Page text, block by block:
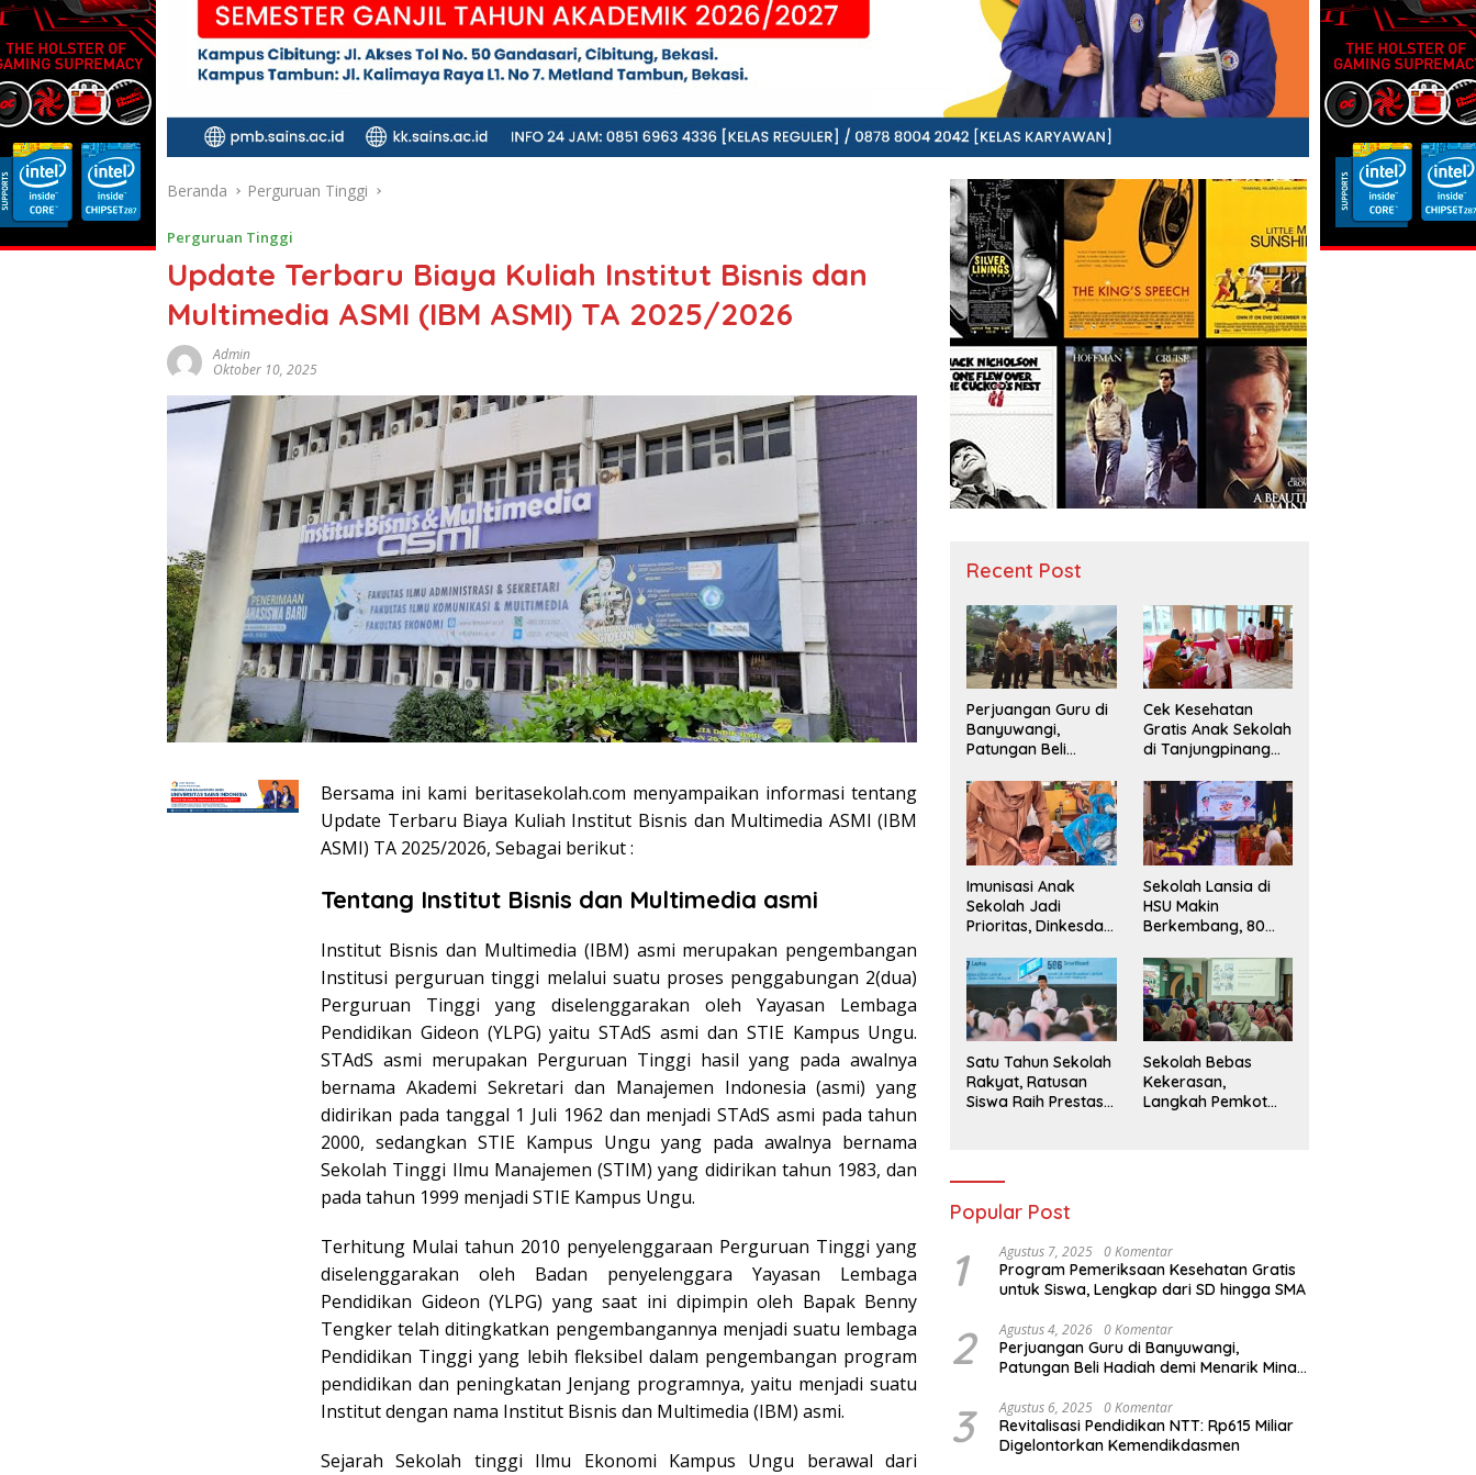
Beranda Perguruan Tinggi
Perguruan Tinggi
Update Terbaru Biaya Kuliah Institut Bisnis dan
Multimedia ASMI (IBM ASMI) TA 2025/2026
Admin
Oktober 10, 2025
Bersama ini kami beritasekolah.com menyampaikan informasi tentang
Update Terbaru Biaya Kuliah Institut Bisnis dan Multimedia ASMI (IBM
ASMI) TA 2025/2026, Sebagai berikut :
Tentang Institut Bisnis dan Multimedia asmi
Institut Bisnis dan Multimedia (IBM) asmi merupakan pengembangan
Institusi perguruan tinggi melalui suatu proses penggabungan 2(dua)
Perguruan Tinggi yang diselenggarakan oleh Yayasan Lembaga
Pendidikan Gideon (YLPG) yaitu STAdS asmi dan STIE Kampus Ungu.
STAdS asmi merupakan Perguruan Tinggi hasil yang pada awalnya
bernama Akademi Sekretari dan Manajemen Indonesia (asmi) yang
didirikan pada tanggal 1 Juli 1962 dan menjadi STAdS asmi pada tahun
2000, sedangkan STIE Kampus Ungu yang pada awalnya bernama
Sekolah Tinggi Ilmu Manajemen (STIM) yang didirikan tahun 1983, dan
pada tahun 1999 menjadi STIE Kampus Ungu.
Terhitung Mulai tahun 2010 penyelenggaraan Perguruan Tinggi yang
diselenggarakan oleh Badan penyelenggara Yayasan Lembaga
Pendidikan Gideon (YLPG) yang saat ini dipimpin oleh Bapak Benny
Tengker telah ditingkatkan pengembangannya menjadi suatu lembaga
Pendidikan Tinggi yang lebih fleksibel dalam pengembangan program
pendidikan dan peningkatan Jenjang programnya, yaitu menjadi suatu
Institut dengan nama Institut Bisnis dan Multimedia (IBM) asmi.
Sejarah Sekolah tinggi Ilmu Ekonomi Kampus Ungu berawal dari
Recent Post
Perjuangan Guru di
Banyuwangi,
Patungan Beli
Menarik Minat Siswa
ke SD Negeri
Cek Kesehatan
Gratis Anak Sekolah
di Tanjungpinang
Siswa
Imunisasi Anak
Sekolah Jadi
Prioritas, Dinkesda
Monitoring BIAS
2026
Sekolah Lansia di
HSU Makin
Berkembang, 80
Wisuda Tahun Ini
Satu Tahun Sekolah
Rakyat, Ratusan
Siswa Raih Prestasi
Sekolah Bebas
Kekerasan,
Langkah Pemkot
Popular Post
1 Agustus 7, 2025 0 Komentar
Program Pemeriksaan Kesehatan Gratis
untuk Siswa, Lengkap dari SD hingga SMA
2 Agustus 4, 2026 0 Komentar
Perjuangan Guru di Banyuwangi,
Patungan Beli Hadiah demi Menarik Minat
3 Agustus 6, 2025 0 Komentar
Revitalisasi Pendidikan NTT: Rp615 Miliar
Digelontorkan Kemendikdasmen